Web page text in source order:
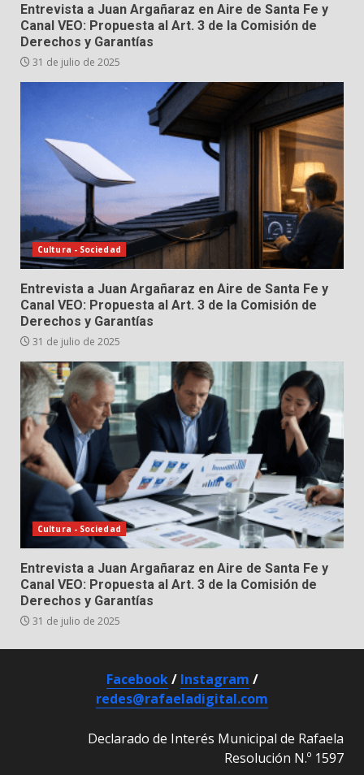
Entrevista a Juan Argañaraz en Aire de Santa Fe y
Canal VEO: Propuesta al Art. 3 de la Comisión de
Derechos y Garantías
31 de julio de 2025
Cultura - Sociedad
Entrevista a Juan Argañaraz en Aire de Santa Fe y
Canal VEO: Propuesta al Art. 3 de la Comisión de
Derechos y Garantías
31 de julio de 2025
Cultura - Sociedad
Entrevista a Juan Argañaraz en Aire de Santa Fe y
Canal VEO: Propuesta al Art. 3 de la Comisión de
Derechos y Garantías
31 de julio de 2025
Facebook/ Instagram /
redes@rafaeladigital.com
Declarado de Interés Municipal de Rafaela
Resolución N.º 1597